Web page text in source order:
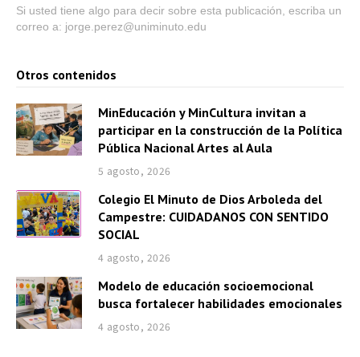
Si usted tiene algo para decir sobre esta publicación, escriba un
correo a: jorge.perez@uniminuto.edu
Otros contenidos
MinEducación y MinCultura invitan a
participar en la construcción de la Política
Pública Nacional Artes al Aula
5 agosto, 2026
Colegio El Minuto de Dios Arboleda del
Campestre: CUIDADANOS CON SENTIDO
SOCIAL
4 agosto, 2026
Modelo de educación socioemocional
busca fortalecer habilidades emocionales
4 agosto, 2026